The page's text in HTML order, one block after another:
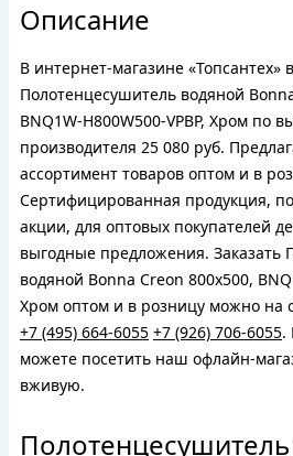
Описание
В интернет-магазине «Топсантех»
Полотенцесушитель водяной
BNQ1W-H800W500-VPBP, Хром по
производителя 25 080 руб.
ассортимент товаров оптом и в
Сертифицированная продукция,
акции, для оптовых покупателей
выгодные предложения. Заказать
водяной Bonna Creon 800x500,
Хром оптом и в розницу можно на
+7 (495) 664-6055 +7 (926) 706-6055.
можете посетить наш офлайн-
вживую.